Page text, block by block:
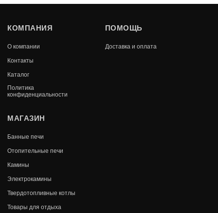
КОМПАНИЯ
О компании
Контакты
Каталог
Политика
конфиденциальности
ПОМОЩЬ
Доставка и оплата
МАГАЗИН
Банные печи
Отопительные печи
Камины
Электрокамины
Твердотопливные котлы
Товары для отдыха